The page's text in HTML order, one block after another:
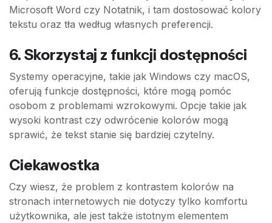
Microsoft Word czy Notatnik, i tam dostosować kolory
tekstu oraz tła według własnych preferencji.
6. Skorzystaj z funkcji dostępności
Systemy operacyjne, takie jak Windows czy macOS,
oferują funkcje dostępności, które mogą pomóc
osobom z problemami wzrokowymi. Opcje takie jak
wysoki kontrast czy odwrócenie kolorów mogą
sprawić, że tekst stanie się bardziej czytelny.
Ciekawostka
Czy wiesz, że problem z kontrastem kolorów na
stronach internetowych nie dotyczy tylko komfortu
użytkownika, ale jest także istotnym elementem